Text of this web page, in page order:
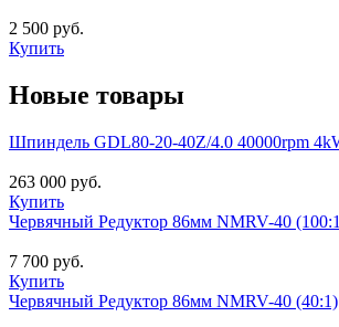
2 500 руб.
Купить
Новые товары
Шпиндель GDL80-20-40Z/4.0 40000rpm
263 000 руб.
Купить
Червячный Редуктор 86мм NMRV-40
7 700 руб.
Купить
Червячный Редуктор 86мм NMRV-40 (40:1)